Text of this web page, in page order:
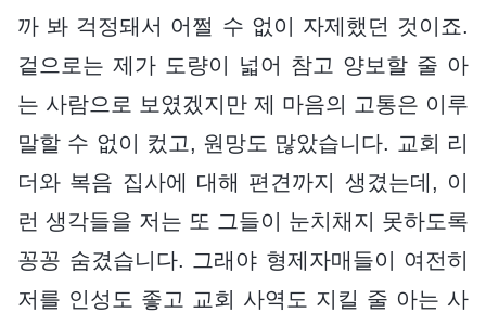
까 봐 걱정돼서 어쩔 수 없이 자제했던 것이죠.
겉으로는 제가 도량이 넓어 참고 양보할 줄 아
는 사람으로 보였겠지만 제 마음의 고통은 이루
말할 수 없이 컸고, 원망도 많았습니다. 교회 리
더와 복음 집사에 대해 편견까지 생겼는데, 이
런 생각들을 저는 또 그들이 눈치채지 못하도록
꽁꽁 숨겼습니다. 그래야 형제자매들이 여전히
저를 인성도 좋고 교회 사역도 지킬 줄 아는 사